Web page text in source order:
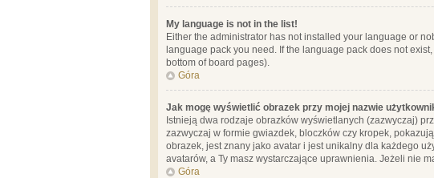
My language is not in the list!
Either the administrator has not installed your language or
language pack you need. If the language pack does not
bottom of board pages).
Góra
Jak mogę wyświetlić obrazek przy mojej nazwie
Istnieją dwa rodzaje obrazków wyświetlanych (zazwyczaj)
zazwyczaj w formie gwiazdek, bloczków czy kropek,
obrazek, jest znany jako avatar i jest unikalny dla każdego
avatarów, a Ty masz wystarczające uprawnienia. Jeżeli nie
Góra